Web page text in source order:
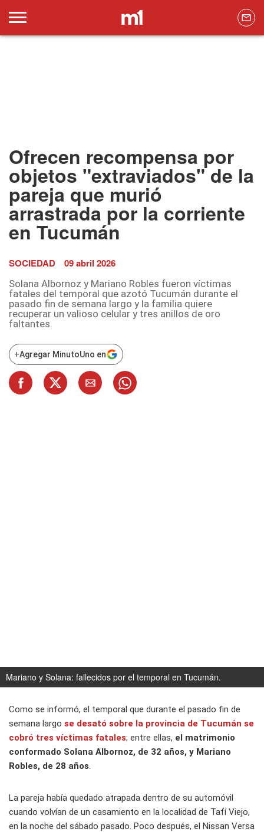
Ofrecen recompensa por
objetos "extraviados" de la
pareja que murió
arrastrada por la corriente
en Tucumán
SOCIEDAD 09 abril 2026
Solana Albornoz y Mariano Robles fueron víctimas
fatales del temporal que azotó Tucumán durante el
pasado fin de semana largo y la familia quiere
recuperar un valioso celular y tres anillos de oro
faltantes.
+Agregar MinutoUno en
Mariano y Solana: fallecidos por el temporal en Tucumán.
Como se informó, el temporal que durante el pasado fin de
semana largo se desató sobre la provincia de Tucumán se
cobró tres víctimas fatales; entre ellas, el matrimonio
conformado Solana Albornoz, de 32 años, y Mariano
Robles, de 28 años.
La pareja había quedado atrapada dentro de su automóvil
cuando volvían de un casamiento en la localidad de Tafí Viejo,
en la noche del sábado pasado. Poco después, el Nissan Versa